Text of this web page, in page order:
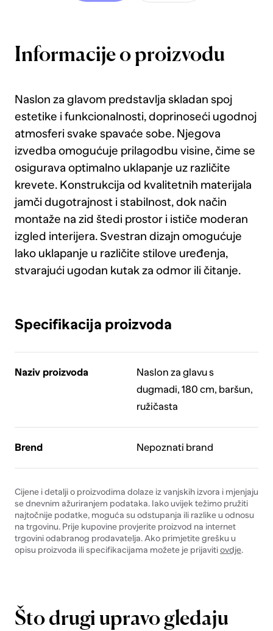
Informacije o proizvodu
Naslon za glavom predstavlja skladan spoj
estetike i funkcionalnosti, doprinoseći ugodnoj
atmosferi svake spavaće sobe. Njegova
izvedba omogućuje prilagodbu visine, čime se
osigurava optimalno uklapanje uz različite
krevete. Konstrukcija od kvalitetnih materijala
jamči dugotrajnost i stabilnost, dok način
montaže na zid štedi prostor i ističe moderan
izgled interijera. Svestran dizajn omogućuje
lako uklapanje u različite stilove uređenja,
stvarajući ugodan kutak za odmor ili čitanje.
Specifikacija proizvoda
Naziv proizvoda
Naslon za glavu s
dugmadi, 180 cm, baršun,
ružičasta
Brend Nepoznati brand
Cijene i detalji o proizvodima dolaze iz vanjskih izvora i mjenjaju
se dnevnim ažuriranjem podataka. Iako uvijek težimo pružiti
najtočnije podatke, moguća su odstupanja ili razlike u odnosu
na trgovinu. Prije kupovine provjerite proizvod na internet
trgovini odabranog prodavatelja. Ako primjetite grešku u
opisu proizvoda ili specifikacijama možete je prijavitiovdje.
Što drugi upravo gledaju